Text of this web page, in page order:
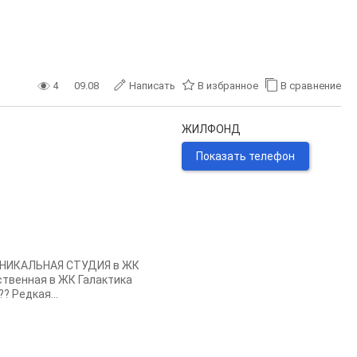
4 09.08 Написать В избранное В сравнение
СТУДИЯ в ЖК
в ЖК Галактика
Редкая...
ЖИЛФОНД
Показать телефон